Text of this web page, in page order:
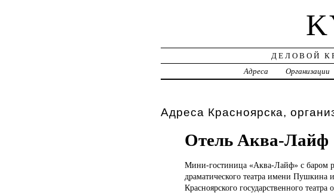
ДЕЛОВОЙ
Адреса
Организации
Адреса Красноярска,
Отель Аква-Лайф
Мини-гостиница «Аква-Лайф» с баром
драматического театра имени Пушкина
Красноярского государственного